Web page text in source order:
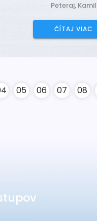
Peteraj, Kamil
4 05 06 07 08